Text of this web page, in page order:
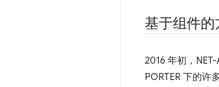
基于组件的
2016 年初，
PORTER 下的许